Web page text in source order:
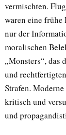
vermischten.
waren eine frühe
nur der
moralischen
„Monsters“, das
und
Strafen.
kritisch und
und